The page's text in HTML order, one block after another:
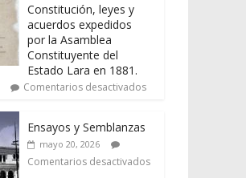
Constitución, leyes y
acuerdos expedidos
por la Asamblea
Constituyente del
Estado Lara en 1881.
Comentarios desactivados
Ensayos y Semblanzas
mayo 20, 2026
Comentarios desactivados